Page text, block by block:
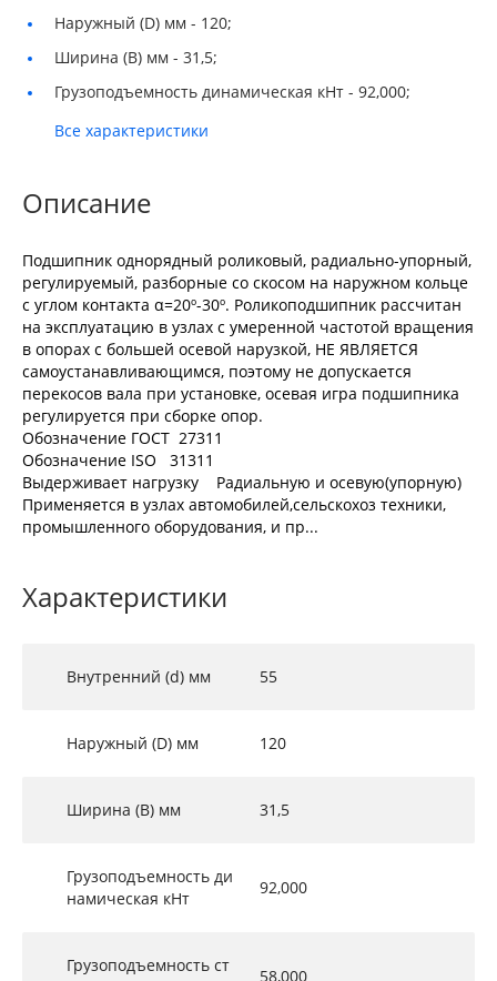
Наружный (D) мм - 120;
Ширина (B) мм - 31,5;
Грузоподъемность динамическая кНт - 92,000;
Все характеристики
Описание
Подшипник однорядный роликовый, радиально-упорный,
регулируемый, разборные со скосом на наружном кольце
с углом контакта α=20º-30º. Роликоподшипник рассчитан
на эксплуатацию в узлах с умеренной частотой вращения
в опорах с большей осевой нарузкой, НЕ ЯВЛЯЕТСЯ
самоустанавливающимся, поэтому не допускается
перекосов вала при установке, осевая игра подшипника
регулируется при сборке опор.
Обозначение ГОСТ 27311
Обозначение ISO 31311
Выдерживает нагрузку Радиальную и осевую(упорную)
Применяется в узлах автомобилей,сельскохоз техники,
промышленного оборудования, и пр...
Характеристики
Внутренний (d) мм 55
Наружный (D) мм 120
Ширина (B) мм 31,5
Грузоподъемность ди
намическая кНт
92,000
Грузоподъемность ст
58,000